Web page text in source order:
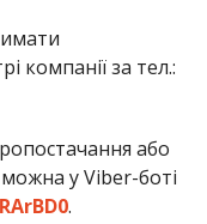
компанії за тел.:
або
у Viber-боті
.